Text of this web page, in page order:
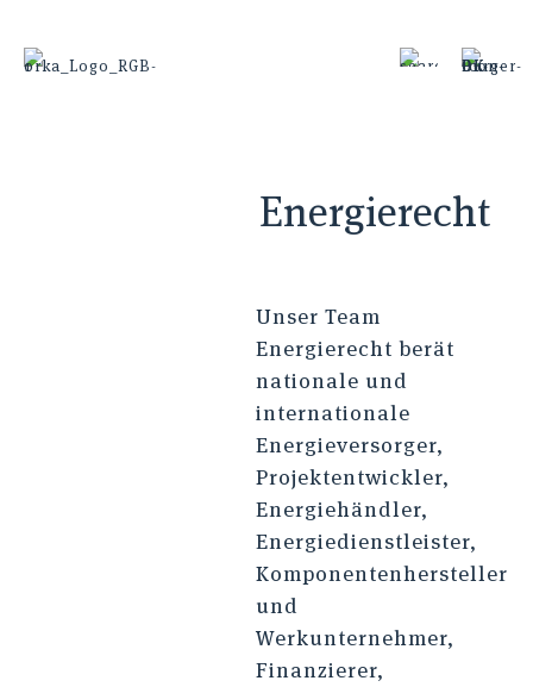
Energierecht
Unser Team
Energierecht berät
nationale und
internationale
Energieversorger,
Projektentwickler,
Energiehändler,
Energiedienstleister,
Komponentenhersteller
und
Werkunternehmer,
Finanzierer,